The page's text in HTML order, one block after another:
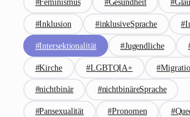
#Feminismus #Gesundheit
#Inklusion #inklusiveSprache
#Intersektionalität #Jugendliche
#Kirche #LGBTQIA+
#nichtbinär #nichtbinäreSprache
#Pansexualität #Pronomen